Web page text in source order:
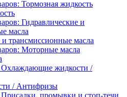
и трансмиссионные масла
/ Антифризы